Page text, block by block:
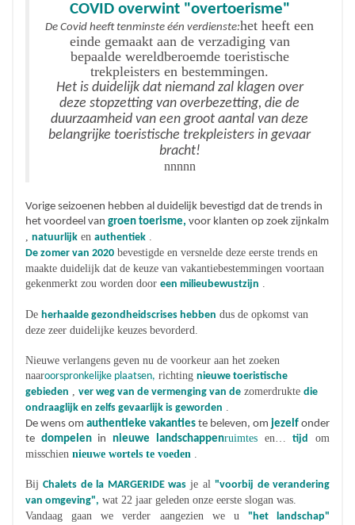
COVID overwint "overtoerisme"
De Covid heeft tenminste één verdienste:het heeft een
einde gemaakt aan de verzadiging van
bepaalde wereldberoemde toeristische
trekpleisters en bestemmingen.
Het is duidelijk dat niemand zal klagen over
deze stopzetting van overbezetting, die de
duurzaamheid van een groot aantal van deze
belangrijke toeristische trekpleisters in gevaar
bracht!
nnnnn
Vorige seizoenen hebben al duidelijk bevestigd dat de trends in
het voordeel van groen toerisme, voor klanten op zoek zijnkalm
, natuurlijk en authentiek .
De zomer van 2020 bevestigde en versnelde deze eerste trends en
maakte duidelijk dat de keuze van vakantiebestemmingen voortaan
gekenmerkt zou worden door een milieubewustzijn .
De herhaalde gezondheidscrises hebben dus de opkomst van
deze zeer duidelijke keuzes bevorderd.
Nieuwe verlangens geven nu de voorkeur aan het zoeken
naaroorspronkelijke plaatsen, richting nieuwe toeristische
gebieden , ver weg van de vermenging van de zomerdrukte die
ondraaglijk en zelfs gevaarlijk is geworden .
De wens om authentieke vakanties te beleven, om jezelf onder
te dompeleninnieuwe landschappenruimtesen…tijd om
misschien nieuwe wortels te voeden .
BijChalets de la MARGERIDE was je al"voorbij de verandering
van omgeving", wat 22 jaar geleden onze eerste slogan was.
Vandaag gaan we verder aangezien we u "het landschap"